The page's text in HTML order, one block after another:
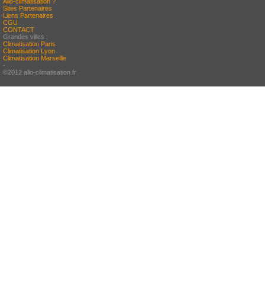
Sites Partenaires
Liens Partenaires
CGU
CONTACT
Grandes villes :
Climatisation Paris
Climatisation Lyon
Climatisation Marseille
-
©2012 allo-climatisation.fr